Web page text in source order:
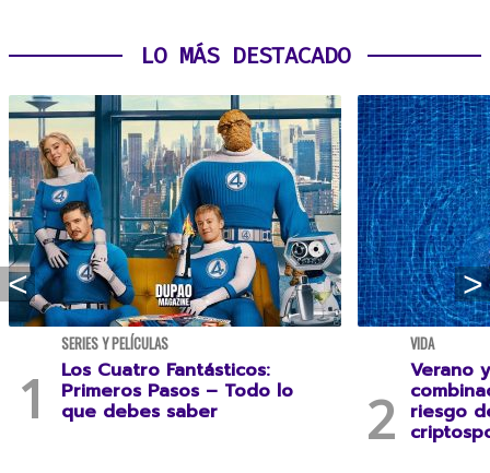
LO MÁS DESTACADO
SERIES Y PELÍCULAS
Los Cuatro Fantásticos:
Primeros Pasos – Todo lo
que debes saber
VIDA
Verano
riesgo